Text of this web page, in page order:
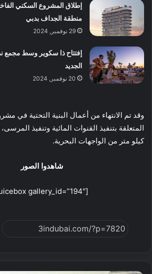
إطلاق المشروع السكني
منطقة الجداف بدبي
29 نوفمبر, 2024
إفتتاح ذا سكوير وسط مجمع
الجديد
20 نوفمبر, 2024
وقد تم الانتهاء من أعمال البنية التحتية في
كيلو متر من الواجهات البحرية.
شاهدوا الصور
[juicebox gallery_id=”194″]